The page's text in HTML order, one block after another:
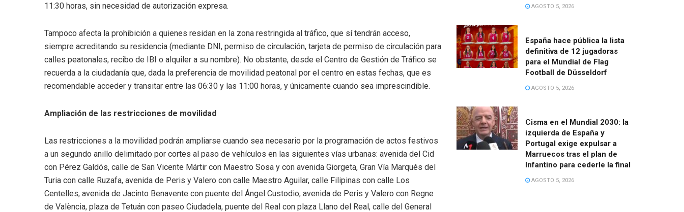
11:30 horas, sin necesidad de autorización expresa.
Tampoco afecta la prohibición a quienes residan en la zona restringida al tráfico, que sí tendrán acceso,
siempre acreditando su residencia (mediante DNI, permiso de circulación, tarjeta de permiso de circulación para
calles peatonales, recibo de IBI o alquiler a su nombre). No obstante, desde el Centro de Gestión de Tráfico se
recuerda a la ciudadanía que, dada la preferencia de movilidad peatonal por el centro en estas fechas, que es
recomendable acceder y transitar entre las 06:30 y las 11:00 horas, y únicamente cuando sea imprescindible.
Ampliación de las restricciones de movilidad
Las restricciones a la movilidad podrán ampliarse cuando sea necesario por la programación de actos festivos
a un segundo anillo delimitado por cortes al paso de vehículos en las siguientes vías urbanas: avenida del Cid
con Pérez Galdós, calle de San Vicente Mártir con Maestro Sosa y con avenida Giorgeta, Gran Vía Marqués del
Turia con calle Ruzafa, avenida de Peris y Valero con calle Maestro Aguilar, calle Filipinas con calle Los
Centelles, avenida de Jacinto Benavente con puente del Ángel Custodio, avenida de Peris y Valero con Regne
de València, plaza de Tetuán con paseo Ciudadela, puente del Real con plaza Llano del Real, calle del General
AGOSTO 5, 2026
España hace pública la lista
definitiva de 12 jugadoras
para el Mundial de Flag
Football de Düsseldorf
AGOSTO 5, 2026
Cisma en el Mundial 2030: la
izquierda de España y
Portugal exige expulsar a
Marruecos tras el plan de
Infantino para cederle la final
AGOSTO 5, 2026